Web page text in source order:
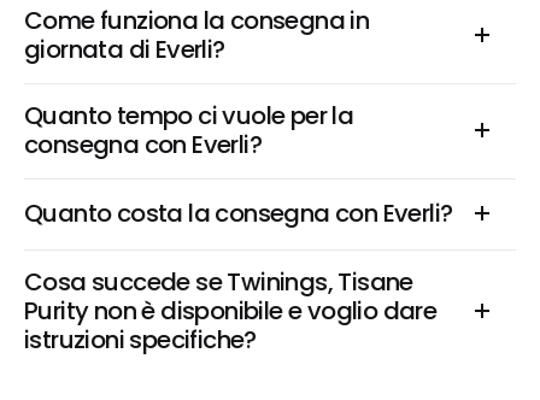
Come funziona la consegna in
giornata di Everli?
Quanto tempo ci vuole per la
consegna con Everli?
Quanto costa la consegna con Everli?
Cosa succede se Twinings, Tisane
Purity non è disponibile e voglio dare
istruzioni specifiche?